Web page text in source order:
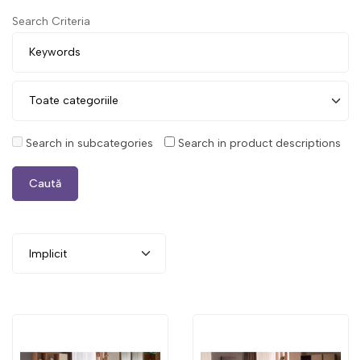
Search Criteria
Search in subcategories Search in product descriptions